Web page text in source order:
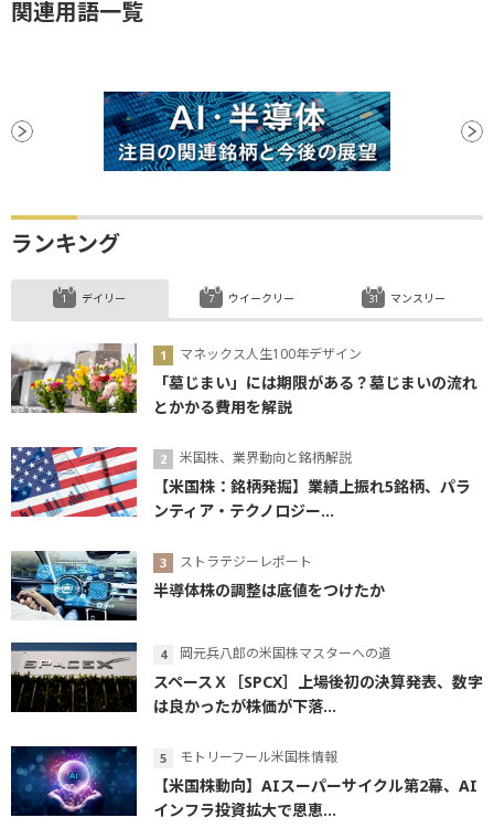
関連用語一覧
ランキング
デイリー
マネックス人生100年デザイン
「墓じまい」には期限がある？墓じまいの流れ
とかかる費用を解説
米国株、業界動向と銘柄解説
【米国株：銘柄発掘】業績上振れ5銘柄、パラ
ンティア・テクノロジー...
ストラテジーレポート
半導体株の調整は底値をつけたか
岡元兵八郎の米国株マスターへの道
スペースＸ［SPCX］上場後初の決算発表、数字
は良かったが株価が下落...
モトリーフール米国株情報
【米国株動向】AIスーパーサイクル第2幕、AI
インフラ投資拡大で恩恵...
ウイークリー マンスリー